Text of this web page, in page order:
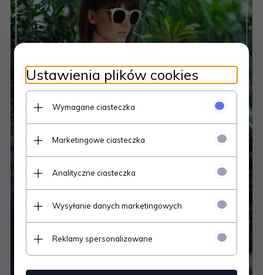
Ustawienia plików cookies
Wymagane ciasteczka
Marketingowe ciasteczka
Analityczne ciasteczka
Wysyłanie danych marketingowych
Reklamy spersonalizowane